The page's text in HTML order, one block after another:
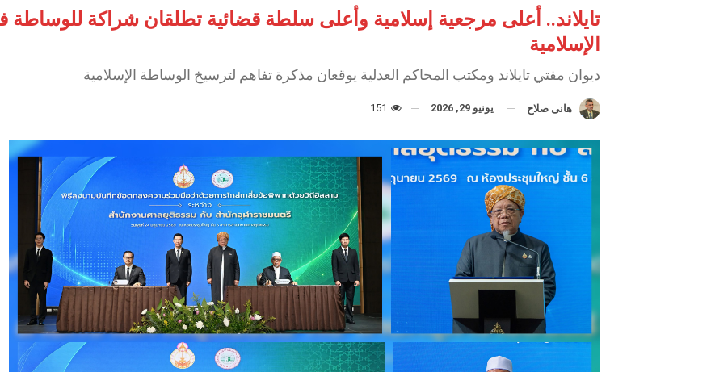
تايلاند.. أعلى مرجعية إسلامية وأعلى سلطة قضائية تطلقان شراكة
الإسلامية
ديوان مفتي تايلاند ومكتب المحاكم العدلية يوقعان مذكرة تفاهم لترسيخ الوساطة الإسلامية
هانى صلاح يونيو 29, 2026